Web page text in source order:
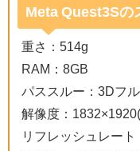
Meta Quest3Sの
重さ：514g
RAM：8GB
パススルー：3Dフ
解像度：
リフレッシュレー